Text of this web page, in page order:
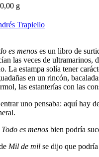
g
Trapiello
es menos es un libro de
las veces de ultramarinos,
La estampa solía tener
en un rincón,
las estanterías con las
uno pensaba: aquí hay
Todo es menos bien podría
Mil de mil se dijo que